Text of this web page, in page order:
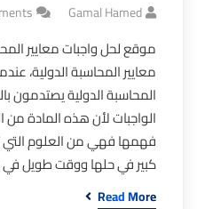
Gamal Hamed
موقع لحل واجبات معايير
معايير المحاسبة الدولية،
المحاسبة الدولية يصتدمون
الواجبات لأن هذه المادة
فهمها فهي من العلوم التي
كبير في حلها ووقت طويل في
Read More